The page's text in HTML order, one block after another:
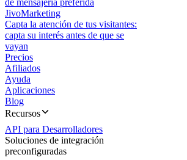
de mensajería preferida
JivoMarketing
Capta la atención de tus visitantes:
capta su interés antes de que se
vayan
Precios
Afiliados
Ayuda
Aplicaciones
Blog
Recursos
API para Desarrolladores
Soluciones de integración
preconfiguradas